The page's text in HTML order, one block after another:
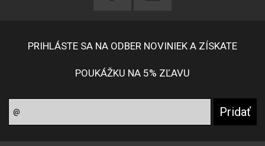
PRIHLÁSTE SA NA ODBER NOVINIEK A ZÍSKATE
POUKÁŽKU NA 5% ZĽAVU